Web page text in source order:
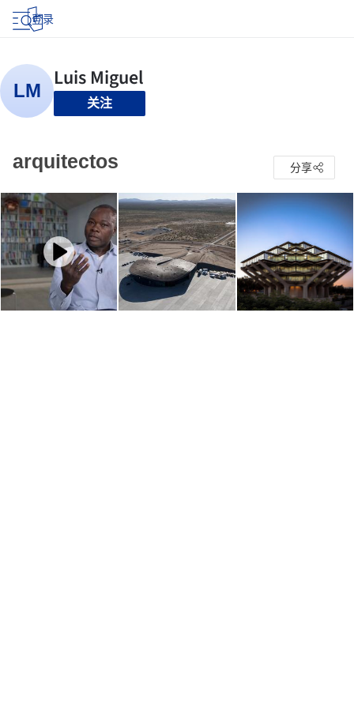
登录
关注
arquitectos 分享